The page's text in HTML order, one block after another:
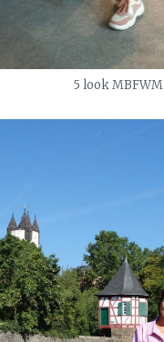
5 look MBFWM